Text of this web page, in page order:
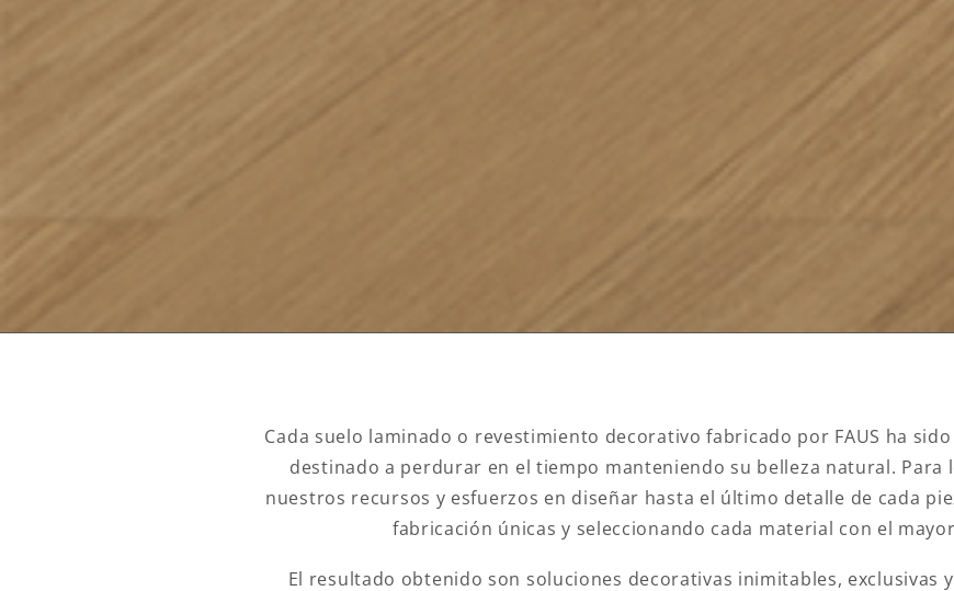
Cada suelo laminado o revestimiento decorativo fabricado por FAUS ha
destinado a perdurar en el tiempo manteniendo su belleza natural.
nuestros recursos y esfuerzos en diseñar hasta el último detalle de cada
fabricación únicas y seleccionando cada material con el
El resultado obtenido son soluciones decorativas inimitables, exclusivas